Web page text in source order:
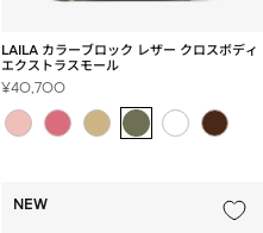
LAILA カラーブロック レザー クロスボディ
エクストラスモール
セ
ル
¥40,700
NEW